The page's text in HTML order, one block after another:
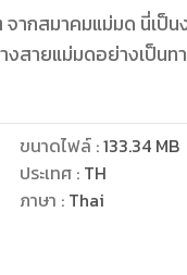
จากสมาคมแม่มด นี่เป็
งสายแม่มดอย่างเป็น
ขนาดไฟล์:133.34 MB
ประเทศ : TH
ภาษา : Thai